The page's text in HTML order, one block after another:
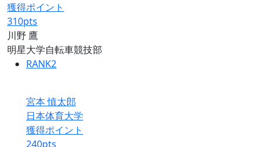
獲得ポイント
310pts
川野 鷹
明星大学自転車競技部
RANK2
宮本 慎太郎
日本体育大学
獲得ポイント
240pts